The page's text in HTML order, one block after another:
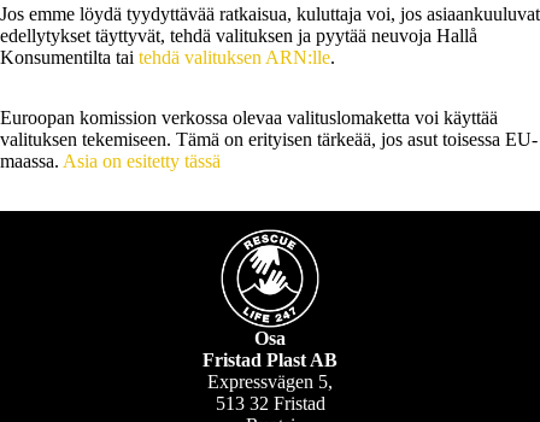
Jos emme löydä tyydyttävää ratkaisua, kuluttaja voi, jos asiaankuuluvat
edellytykset täyttyvät, tehdä valituksen ja pyytää neuvoja Hallå
Konsumentilta tai tehdä valituksen ARN:lle.
Euroopan komission verkossa olevaa valituslomaketta voi käyttää
valituksen tekemiseen. Tämä on erityisen tärkeää, jos asut toisessa EU-
maassa. Asia on esitetty tässä
Osa
Fristad Plast AB
Expressvägen 5,
513 32 Fristad